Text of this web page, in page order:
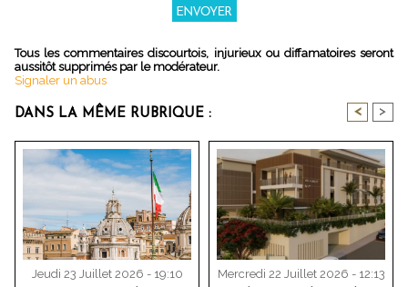
Tous les commentaires discourtois, injurieux ou diffamatoires seront
aussitôt supprimés par le modérateur.
Signaler un abus
DANS LA MÊME RUBRIQUE : < >
Jeudi 23 Juillet 2026 - 19:10
Mercredi 22 Juillet 2026 - 12:13